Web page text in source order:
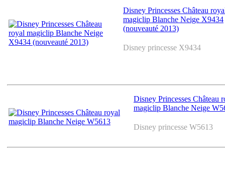
Disney Princesses Château
magiclip Blanche Neige X9434
(nouveauté 2013)
Disney princesse X9434
Disney Princesses Château
magiclip Blanche Neige
Disney princesse W5613